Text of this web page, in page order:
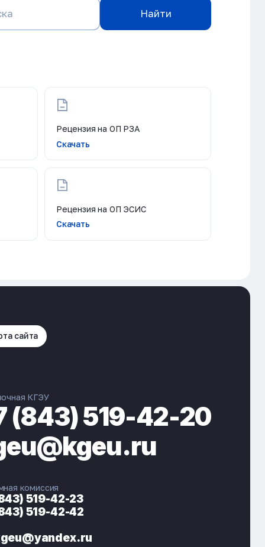
ЭНЕРГОКОД — ПОМОЩНИК КГЭУ
Найти
Рецензия на ОП РЗА
Скачать
Рецензия на ОП ЭСИС
Скачать
сайта
КГЭУ
(843) 519-42-20
комиссия
519-42-23
519-42-42